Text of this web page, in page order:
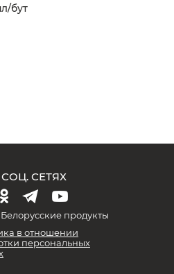
бут
СЕТЯХ
продукты
в отношении
персональных